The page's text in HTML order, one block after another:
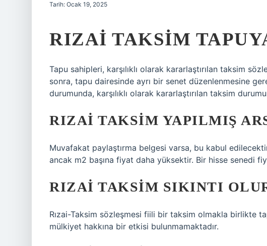
Tarih: Ocak 19, 2025
RIZAI TAKSIM
Tapu sahipleri, karşılıklı olarak kararlaştırılan taksim
sonra, tapu dairesinde ayrı bir senet düzenlenmesine
durumunda, karşılıklı olarak kararlaştırılan taksim
RIZAI TAKSIM YAPILMIŞ
Muvafakat paylaştırma belgesi varsa, bu kabul
ancak m2 başına fiyat daha yüksektir. Bir hisse senedi
RIZAI TAKSIM SIKINTI
Rızai-Taksim sözleşmesi fiili bir taksim olmakla birlikte
mülkiyet hakkına bir etkisi bulunmamaktadır.